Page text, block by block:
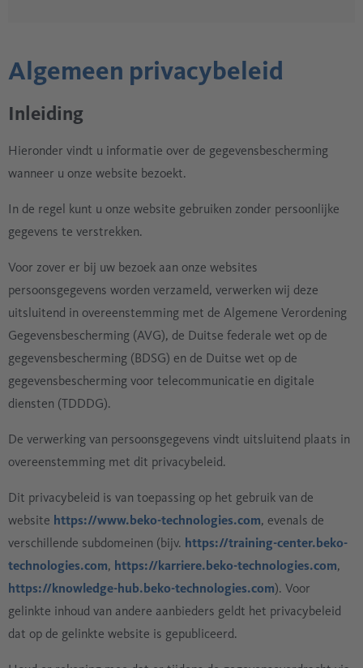
Algemeen privacybeleid
Inleiding
Hieronder vindt u informatie over de gegevensbescherming
wanneer u onze website bezoekt.
In de regel kunt u onze website gebruiken zonder persoonlijke
gegevens te verstrekken.
Voor zover er bij uw bezoek aan onze websites
persoonsgegevens worden verzameld, verwerken wij deze
uitsluitend in overeenstemming met de Algemene Verordening
Gegevensbescherming (AVG), de Duitse federale wet op de
gegevensbescherming (BDSG) en de Duitse wet op de
gegevensbescherming voor telecommunicatie en digitale
diensten (TDDDG).
De verwerking van persoonsgegevens vindt uitsluitend plaats in
overeenstemming met dit privacybeleid.
Dit privacybeleid is van toepassing op het gebruik van de
website https://www.beko-technologies.com, evenals de
verschillende subdomeinen (bijv. https://training-center.beko-
technologies.com, https://karriere.beko-technologies.com,
https://knowledge-hub.beko-technologies.com). Voor
gelinkte inhoud van andere aanbieders geldt het privacybeleid
dat op de gelinkte website is gepubliceerd.